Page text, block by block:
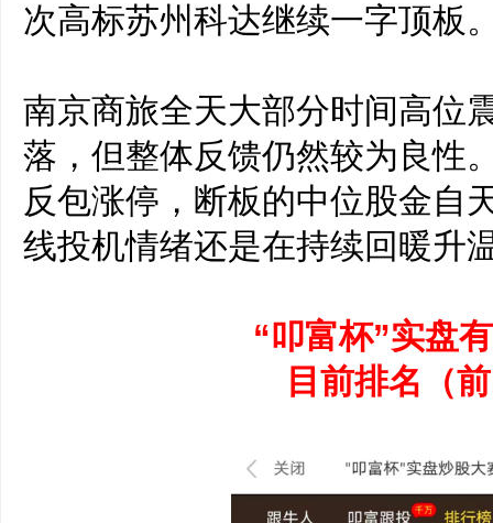
次高标苏州科达继续一字顶板
南京商旅全天大部分时间高位
落，但整体反馈仍然较为良性
反包涨停，断板的中位股金自
线投机情绪还是在持续回暖升
“叩富杯”实盘
目前排名（